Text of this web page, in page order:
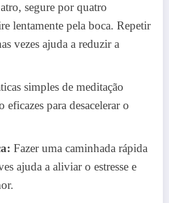
segure por quatro
lentamente pela boca. Repetir
vezes ajuda a reduzir a
simples de meditação
eficazes para desacelerar o
Fazer uma caminhada rápida
ajuda a aliviar o estresse e